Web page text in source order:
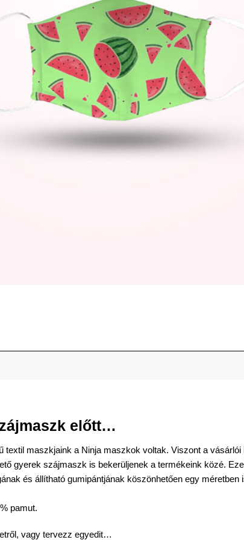
előtt…
textil maszkjaink a Ninja maszkok voltak. Viszont a
gyerek szájmaszk is bekerüljenek a termékeink közé.
és állítható gumipántjának köszönhetően egy
pamut.
vagy tervezz egyedit…